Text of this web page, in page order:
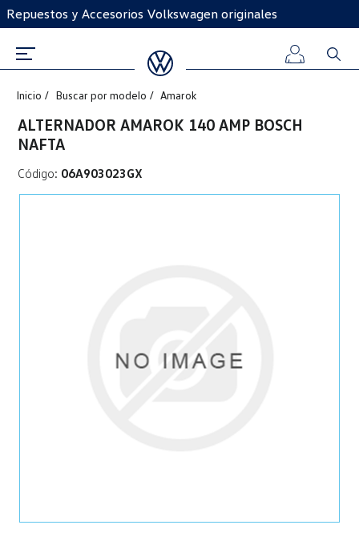
Repuestos y Accesorios Volkswagen originales
Inicio Buscar por modelo Amarok
ALTERNADOR AMAROK 140 AMP BOSCH
NAFTA
Código: 06A903023GX